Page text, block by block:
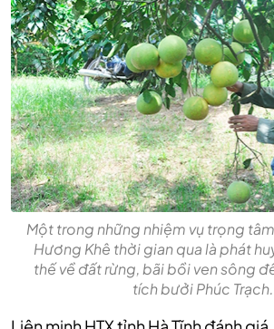
Một trong những nhiệm vụ trọng
Hương Khê thời gian qua là phát
thế về đất rừng, bãi bồi ven sông
tích bưởi Phúc Trạch.